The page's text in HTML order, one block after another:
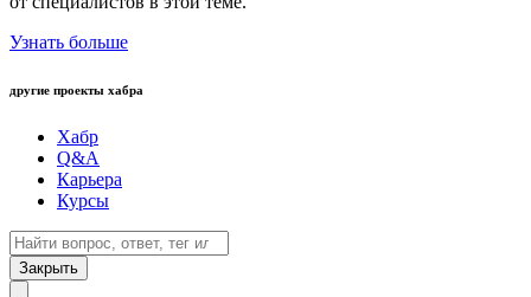
Узнать больше
другие проекты хабра
Хабр
Q&A
Карьера
Курсы
Закрыть